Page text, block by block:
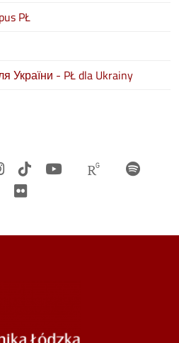
PŁ
України - PŁ dla Ukrainy
Instagram
TiTok Youtube